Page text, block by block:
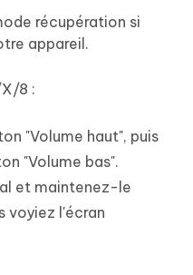
récupération si
appareil.
8 :
"Volume haut", puis
"Volume bas".
et maintenez-le
voyiez l'écran